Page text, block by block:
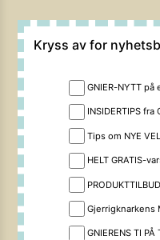
Kryss av for
GNIER-NYTT på
INSIDERTIPS
Tips om NYE
HELT GRATIS-
Gjerrigknarkens
GNIERENS TI PÅ